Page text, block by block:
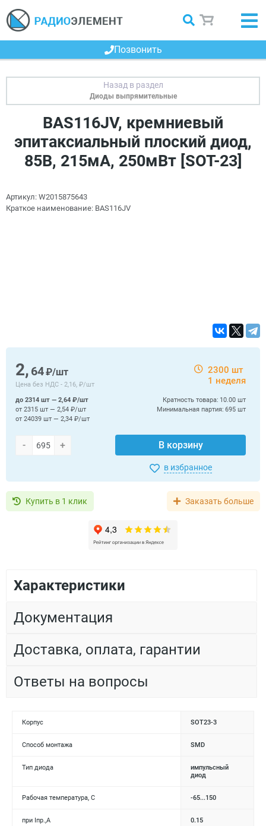
Позвонить
Диоды выпрямительные
BAS116JV, кремниевый
эпитаксиальный плоский диод,
85В, 215мА, 250мВт [SOT-23]
Артикул: W2015875643
Краткое наименование: BAS116JV
2, 64₽/шт
Цена без НДС - 2,16, ₽/шт
2300 шт
1 неделя
- + В корзину
Кратность товара: 10.00 шт
Минимальная партия: 695 шт
до 2314 шт — 2,64 ₽/шт
от 2315 шт — 2,54 ₽/шт
от 24039 шт — 2,34 ₽/шт
в избранное
Купить в 1 клик Заказать больше
Характеристики
Документация
Доставка, оплата, гарантии
Ответы на вопросы
Корпус SOT23-3
Способ монтажа SMD
Тип диода
импульсный
диод
Рабочая температура, С -65...150
при Iпр.,А 0.15